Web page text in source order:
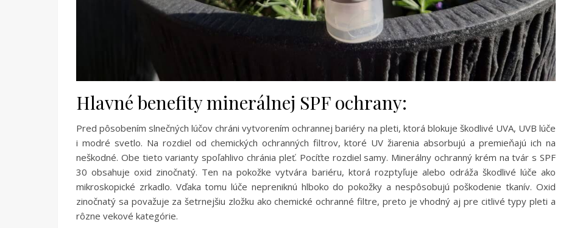
Hlavné benefity minerálnej SPF ochrany:
Pred pôsobením slnečných lúčov chráni vytvorením ochrannej bariéry na pleti, ktorá blokuje škodlivé UVA, UVB lúče
i modré svetlo. Na rozdiel od chemických ochranných filtrov, ktoré UV žiarenia absorbujú a premieňajú ich na
neškodné. Obe tieto varianty spoľahlivo chránia pleť. Pocíťte rozdiel samy. Minerálny ochranný krém na tvár s SPF
30 obsahuje oxid zinočnatý. Ten na pokožke vytvára bariéru, ktorá rozptyľuje alebo odráža škodlivé lúče ako
mikroskopické zrkadlo. Vďaka tomu lúče nepreniknú hlboko do pokožky a nespôsobujú poškodenie tkanív. Oxid
zinočnatý sa považuje za šetrnejšiu zložku ako chemické ochranné filtre, preto je vhodný aj pre citlivé typy pleti a
rôzne vekové kategórie.